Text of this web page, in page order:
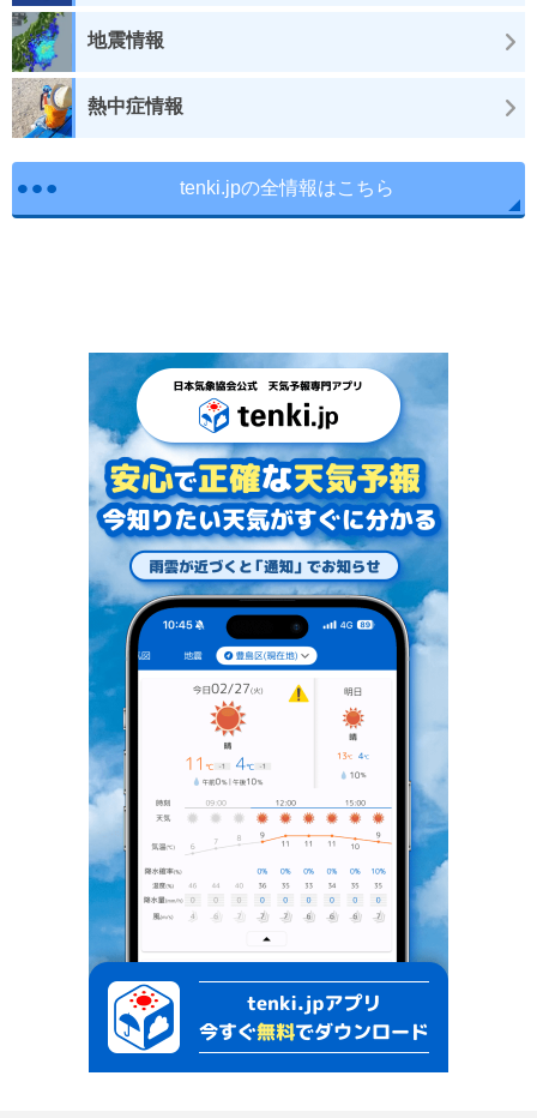
地震情報
熱中症情報
tenki.jpの全情報はこちら